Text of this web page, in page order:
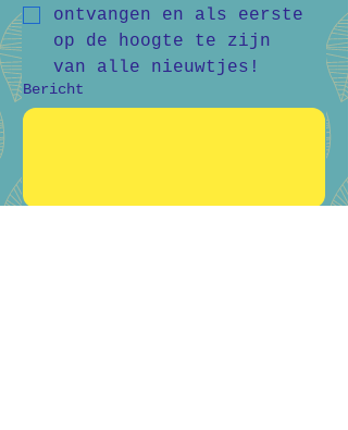
ontvangen en als eerste
op de hoogte te zijn
van alle nieuwtjes!
Bericht